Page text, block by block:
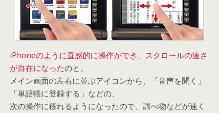
iPhoneのように直感的に操作ができ、スクロールの速さ
が自在になったのと、
メイン画面の左右に並ぶアイコンから、「音声を聞く」
「単語帳に登録する」などの、
次の操作に移れるようになったので、調べ物などが速く